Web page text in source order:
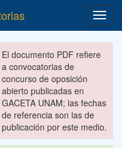
El documento PDF refiere
a convocatorias de
concurso de oposición
abierto publicadas en
GACETA UNAM; las fechas
de referencia son las de
publicación por este medio.